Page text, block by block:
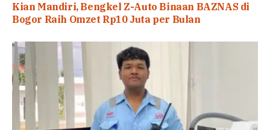
Kian Mandiri, Bengkel Z-Auto Binaan BAZNAS di
Bogor Raih Omzet Rp10 Juta per Bulan